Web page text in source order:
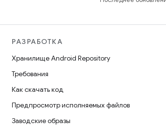
РАЗРАБОТКА
Хранилище Android Repository
Требования
Как скачать код
Предпросмотр исполняемых файлов
Заводские образы